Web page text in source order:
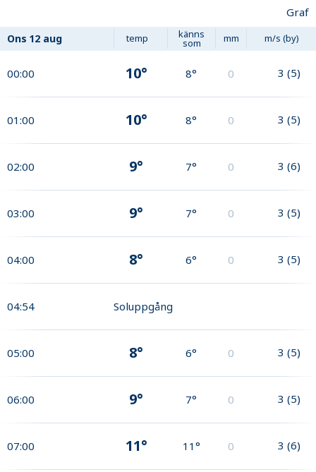
Graf
Ons 12 aug temp känns
som mm m/s (by)
00:00 10° 8° 0 3 (5)
01:00 10° 8° 0 3 (5)
02:00 9° 7° 0 3 (6)
03:00 9° 7° 0 3 (5)
04:00 8° 6° 0 3 (5)
04:54 Soluppgång
05:00 8° 6° 0 3 (5)
06:00 9° 7° 0 3 (5)
07:00 11° 11° 0 3 (6)